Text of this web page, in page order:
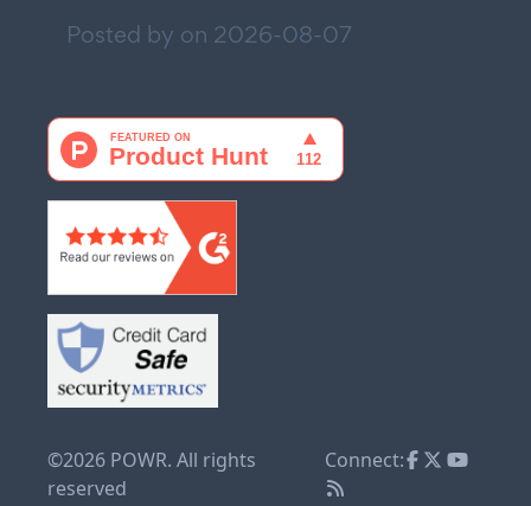
Posted by on 2026-08-07
©2026 POWR. All rights
reserved
Connect: